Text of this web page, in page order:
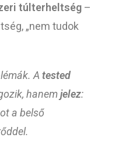
túlterheltség –
„nem tudok
Atested
hanemjelez:
a belső